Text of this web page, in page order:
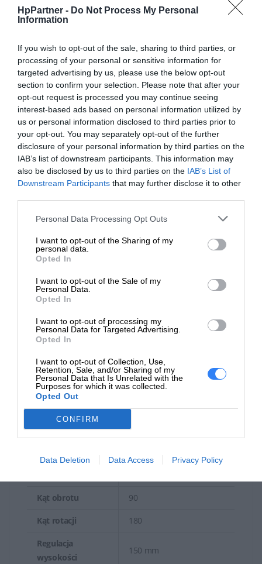
HpPartner - Do Not Process My Personal
Information
If you wish to opt-out of the sale, sharing to third parties, or
processing of your personal or sensitive information for
targeted advertising by us, please use the below opt-out
section to confirm your selection. Please note that after your
opt-out request is processed you may continue seeing
interest-based ads based on personal information utilized by
us or personal information disclosed to third parties prior to
your opt-out. You may separately opt-out of the further
disclosure of your personal information by third parties on the
IAB’s list of downstream participants. This information may
also be disclosed by us to third parties on the IAB’s List of
Downstream Participants that may further disclose it to other
Personal Data Processing Opt Outs
I want to opt-out of the Sharing of my
personal data.
Opted In
I want to opt-out of the Sale of my
Personal Data.
Opted In
I want to opt-out of processing my
Personal Data for Targeted Advertising.
Opted In
I want to opt-out of Collection, Use,
Retention, Sale, and/or Sharing of my
Personal Data that Is Unrelated with the
Purposes for which it was collected.
Opted Out
CONFIRM
Data Deletion Data Access Privacy Policy
(szer./głęb./wys.)
53.07 cm - z podstawką
Wbudowana Kamerka Internetowa
Cechy
Zgodność z Windows
Hello
Wejście sygnału audio
Typ Mikrofon
Cechy mikrofonu Redukcja szumów
Audio
kanał
5 wat
Interfejsy
DisplayPort 1.2 (HDCP)
(HDCP) HDMI (HDCP) USB-
C/DisplayPort 1.2 Alt
x USB (typ A)
Wejście/wyjście audio
(mały jack) LAN (RJ-45)
Mechaniczne
Regulacja pozycji
Wysokość, pivot (obrót),
Kąt obrotu 90
Kąt rotacji 180
Regulacja
wysokości
150 mm